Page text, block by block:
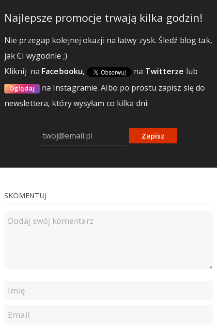
Najlepsze promocje trwają kilka godzin!
Nie przegap kolejnej okazji na łatwy zysk. Śledź blog tak,
jak Ci wygodnie ;)
Kliknij na Facebooku, na Twitterze lub
Oglądaj na Instagramie.Albo po prostu zapisz się do
newslettera, który wysyłam co kilka dni:
Zapisz
SKOMENTUJ